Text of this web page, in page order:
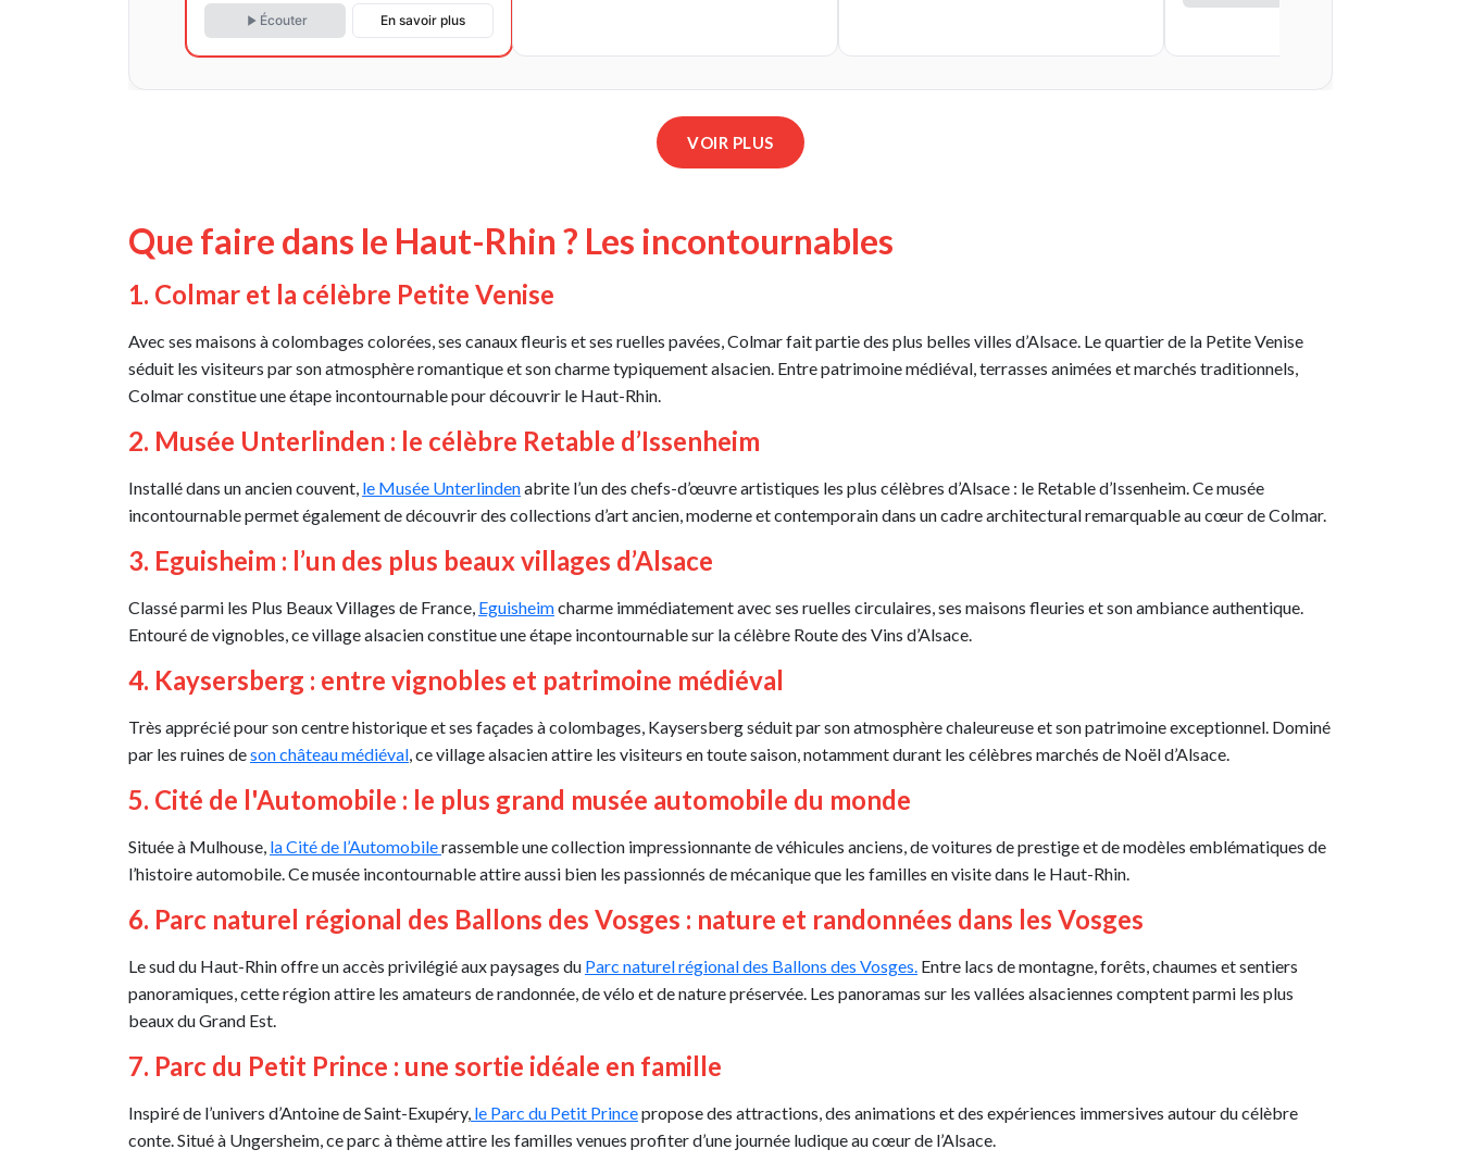
expérience réussie!
Écouter En savoir plus
VOIR PLUS
Que faire dans le Haut-Rhin ? Les incontournables
1. Colmar et la célèbre Petite Venise
Avec ses maisons à colombages colorées, ses canaux fleuris et ses ruelles pavées, Colmar fait partie des plus belles villes d’Alsace. Le quartier de la Petite Venise
séduit les visiteurs par son atmosphère romantique et son charme typiquement alsacien. Entre patrimoine médiéval, terrasses animées et marchés traditionnels,
Colmar constitue une étape incontournable pour découvrir le Haut-Rhin.
2. Musée Unterlinden : le célèbre Retable d’Issenheim
Installé dans un ancien couvent, le Musée Unterlindenabrite l’un des chefs-d’œuvre artistiques les plus célèbres d’Alsace : le Retable d’Issenheim. Ce musée
incontournable permet également de découvrir des collections d’art ancien, moderne et contemporain dans un cadre architectural remarquable au cœur de Colmar.
3. Eguisheim : l’un des plus beaux villages d’Alsace
Classé parmi les Plus Beaux Villages de France, Eguisheimcharme immédiatement avec ses ruelles circulaires, ses maisons fleuries et son ambiance authentique.
Entouré de vignobles, ce village alsacien constitue une étape incontournable sur la célèbre Route des Vins d’Alsace.
4. Kaysersberg : entre vignobles et patrimoine médiéval
Très apprécié pour son centre historique et ses façades à colombages, Kaysersberg séduit par son atmosphère chaleureuse et son patrimoine exceptionnel. Dominé
par les ruines deson château médiéval, ce village alsacien attire les visiteurs en toute saison, notamment durant les célèbres marchés de Noël d’Alsace.
5. Cité de l'Automobile : le plus grand musée automobile du monde
Située à Mulhouse, la Cité de l’Automobilerassemble une collection impressionnante de véhicules anciens, de voitures de prestige et de modèles emblématiques de
l’histoire automobile. Ce musée incontournable attire aussi bien les passionnés de mécanique que les familles en visite dans le Haut-Rhin.
6. Parc naturel régional des Ballons des Vosges : nature et randonnées dans les Vosges
Le sud du Haut-Rhin offre un accès privilégié aux paysages du Parc naturel régional des Ballons des Vosges. Entre lacs de montagne, forêts, chaumes et sentiers
panoramiques, cette région attire les amateurs de randonnée, de vélo et de nature préservée. Les panoramas sur les vallées alsaciennes comptent parmi les plus
beaux du Grand Est.
7. Parc du Petit Prince : une sortie idéale en famille
Inspiré de l’univers d’Antoine de Saint-Exupéry, le Parc du Petit Princepropose des attractions, des animations et des expériences immersives autour du célèbre
conte. Situé à Ungersheim, ce parc à thème attire les familles venues profiter d’une journée ludique au cœur de l’Alsace.